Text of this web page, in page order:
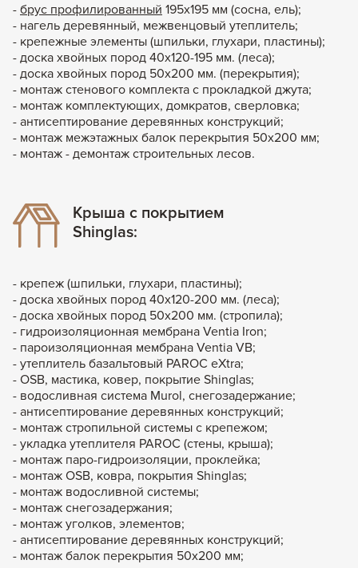
- брус профилированный 195х195 мм (сосна, ель);
- нагель деревянный, межвенцовый утеплитель;
- крепежные элементы (шпильки, глухари, пластины);
- доска хвойных пород 40х120-195 мм. (леса);
- доска хвойных пород 50х200 мм. (перекрытия);
- монтаж стенового комплекта с прокладкой джута;
- монтаж комплектующих, домкратов, сверловка;
- антисептирование деревянных конструкций;
- монтаж межэтажных балок перекрытия 50х200 мм;
- монтаж - демонтаж строительных лесов.
Крыша с покрытием
Shinglas:
- крепеж (шпильки, глухари, пластины);
- доска хвойных пород 40х120-200 мм. (леса);
- доска хвойных пород 50х200 мм. (стропила);
- гидроизоляционная мембрана Ventia Iron;
- пароизоляционная мембрана Ventia VB;
- утеплитель базальтовый PAROC eXtra;
- OSB, мастика, ковер, покрытие Shinglas;
- водосливная система Murol, снегозадержание;
- антисептирование деревянных конструкций;
- монтаж стропильной системы с крепежом;
- укладка утеплителя PAROC (стены, крыша);
- монтаж паро-гидроизоляции, проклейка;
- монтаж OSB, ковра, покрытия Shinglas;
- монтаж водосливной системы;
- монтаж снегозадержания;
- монтаж уголков, элементов;
- антисептирование деревянных конструкций;
- монтаж балок перекрытия 50х200 мм;